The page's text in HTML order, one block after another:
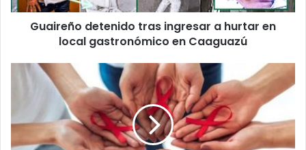
Guaireño detenido tras ingresar a hurtar en
local gastronómico en Caaguazú